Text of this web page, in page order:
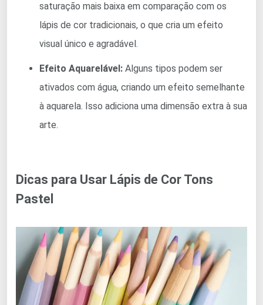
saturação mais baixa em comparação com os
lápis de cor tradicionais, o que cria um efeito
visual único e agradável.
Efeito Aquarelável: Alguns tipos podem ser
ativados com água, criando um efeito semelhante
à aquarela. Isso adiciona uma dimensão extra à sua
arte.
Dicas para Usar Lápis de Cor Tons
Pastel